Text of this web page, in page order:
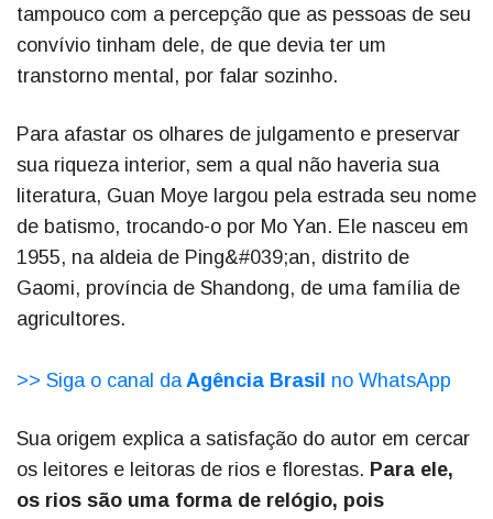
tampouco com a percepção que as pessoas de seu
convívio tinham dele, de que devia ter um
transtorno mental, por falar sozinho.
Para afastar os olhares de julgamento e preservar
sua riqueza interior, sem a qual não haveria sua
literatura, Guan Moye largou pela estrada seu nome
de batismo, trocando-o por Mo Yan. Ele nasceu em
1955, na aldeia de Ping&#039;an, distrito de
Gaomi, província de Shandong, de uma família de
agricultores.
>> Siga o canal daAgência Brasil no WhatsApp
Sua origem explica a satisfação do autor em cercar
os leitores e leitoras de rios e florestas. Para ele,
os rios são uma forma de relógio, pois